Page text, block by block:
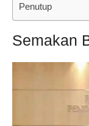
Penutup
Semakan